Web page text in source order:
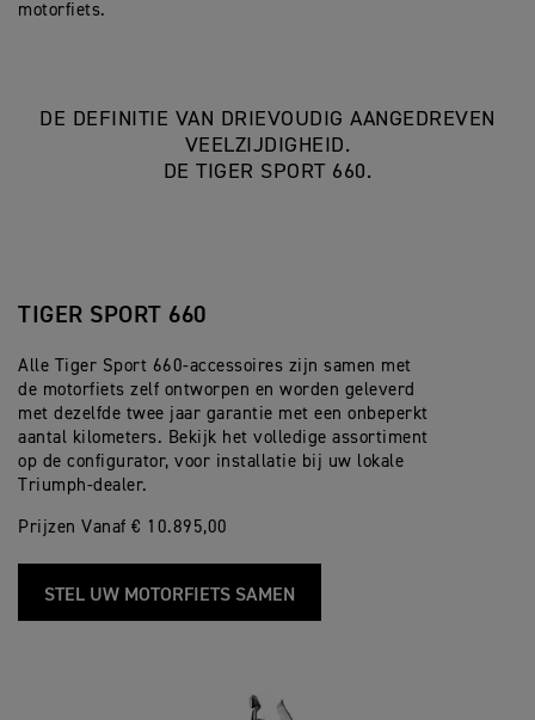
motorfiets.
DE DEFINITIE VAN DRIEVOUDIG AANGEDREVEN
VEELZIJDIGHEID.
DE TIGER SPORT 660.
TIGER SPORT 660
Alle Tiger Sport 660-accessoires zijn samen met
de motorfiets zelf ontworpen en worden geleverd
met dezelfde twee jaar garantie met een onbeperkt
aantal kilometers. Bekijk het volledige assortiment
op de configurator, voor installatie bij uw lokale
Triumph-dealer.
Prijzen Vanaf € 10.895,00
STEL UW MOTORFIETS SAMEN